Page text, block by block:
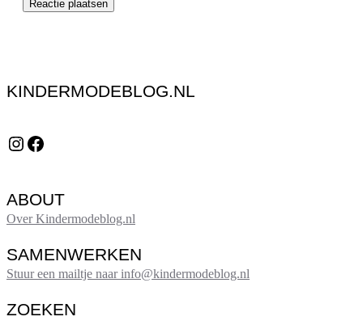
KINDERMODEBLOG.NL
Instagram Facebook
ABOUT
Over Kindermodeblog.nl
SAMENWERKEN
Stuur een mailtje naar info@kindermodeblog.nl
ZOEKEN